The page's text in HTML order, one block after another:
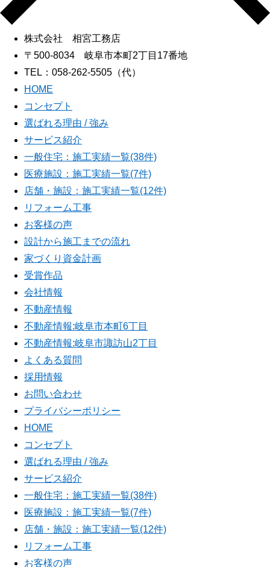
株式会社 相宮工務店
〒500-8034 岐阜市本町2丁目17番地
TEL：058-262-5505（代）
HOME
コンセプト
選ばれる理由 / 強み
サービス紹介
一般住宅：施工実績一覧(38件)
医療施設：施工実績一覧(7件)
店舗・施設：施工実績一覧(12件)
リフォーム工事
お客様の声
設計から施工までの流れ
家づくり資金計画
受賞作品
会社情報
不動産情報
不動産情報:岐阜市本町6丁目
不動産情報:岐阜市諏訪山2丁目
よくある質問
採用情報
お問い合わせ
プライバシーポリシー
HOME
コンセプト
選ばれる理由 / 強み
サービス紹介
一般住宅：施工実績一覧(38件)
医療施設：施工実績一覧(7件)
店舗・施設：施工実績一覧(12件)
リフォーム工事
お客様の声